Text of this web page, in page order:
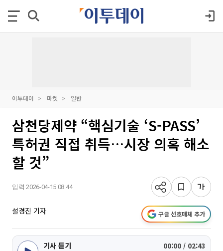
이투데이 마켓 일반
삼천당제약 “핵심기술 ‘S-PASS’
특허권 직접 취득…시장 의혹 해소
할 것”
입력 2026-04-15 08:44
설경진 기자 구글 선호매체 추가
기사 듣기 00:00 / 02:43